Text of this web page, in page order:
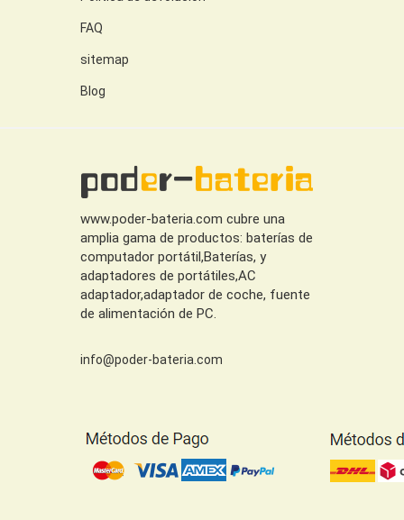
FAQ
sitemap
Blog
www.poder-bateria.com cubre una
amplia gama de productos: baterías de
computador portátil,Baterías, y
adaptadores de portátiles,AC
adaptador,adaptador de coche, fuente
de alimentación de PC.
info@poder-bateria.com